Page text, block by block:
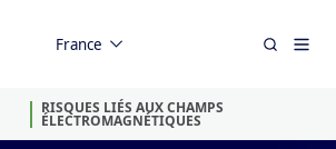
France
RISQUES LIÉS AUX CHAMPS
ÉLECTROMAGNÉTIQUES